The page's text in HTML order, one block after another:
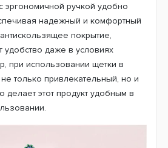
эргономичной ручкой удобно
надежный и комфортный
покрытие,
удобство даже в условиях
при использовании щетки в
только привлекательный, но и
делает этот продукт удобным в